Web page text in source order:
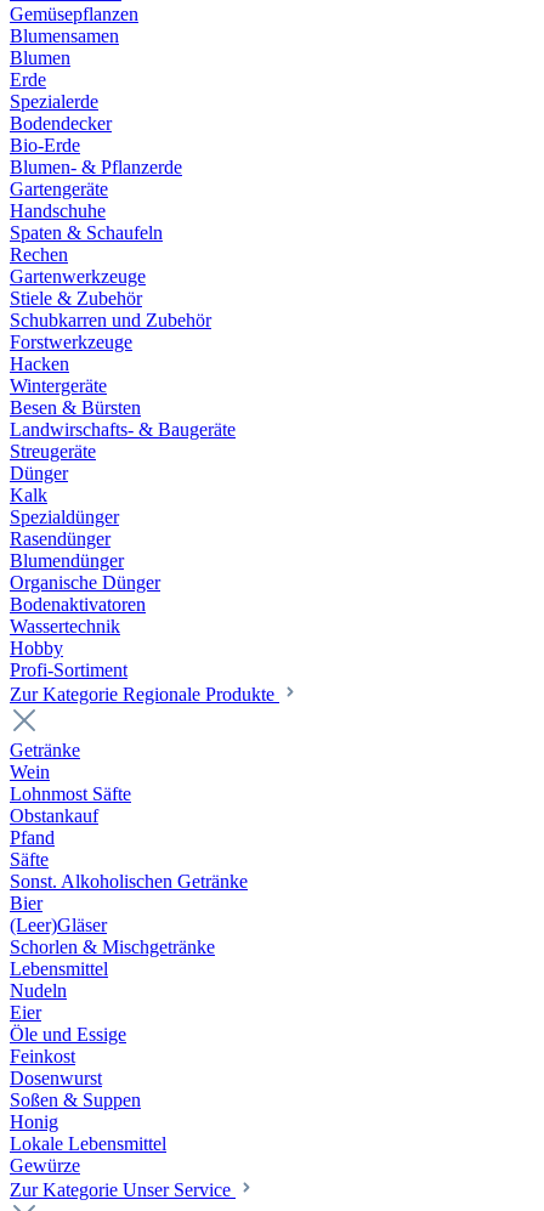
Gemüsepflanzen
Blumensamen
Blumen
Erde
Spezialerde
Bodendecker
Bio-Erde
Blumen- & Pflanzerde
Gartengeräte
Handschuhe
Spaten & Schaufeln
Rechen
Gartenwerkzeuge
Stiele & Zubehör
Schubkarren und Zubehör
Forstwerkzeuge
Hacken
Wintergeräte
Besen & Bürsten
Landwirschafts- & Baugeräte
Streugeräte
Dünger
Kalk
Spezialdünger
Rasendünger
Blumendünger
Organische Dünger
Bodenaktivatoren
Wassertechnik
Hobby
Profi-Sortiment
Zur Kategorie Regionale Produkte
Getränke
Wein
Lohnmost Säfte
Obstankauf
Pfand
Säfte
Sonst. Alkoholischen Getränke
Bier
(Leer)Gläser
Schorlen & Mischgetränke
Lebensmittel
Nudeln
Eier
Öle und Essige
Feinkost
Dosenwurst
Soßen & Suppen
Honig
Lokale Lebensmittel
Gewürze
Zur Kategorie Unser Service